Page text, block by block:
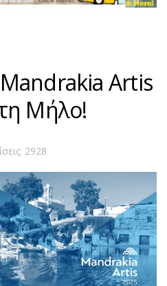
Artis
Μήλο!
2928